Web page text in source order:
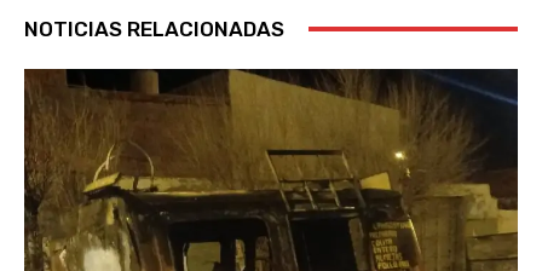
NOTICIAS RELACIONADAS